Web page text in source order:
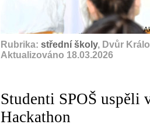
Rubrika: střední školy, Dvůr
Aktualizováno 18.03.2026
Studenti SPOŠ uspěli
Hackathon